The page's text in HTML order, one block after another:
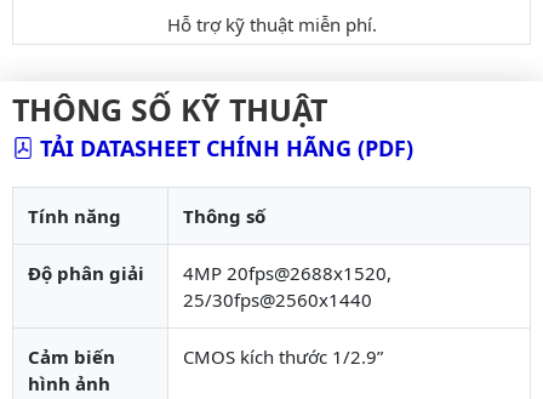
Hỗ trợ kỹ thuật miễn phí.
THÔNG SỐ KỸ THUẬT
TẢI DATASHEET CHÍNH HÃNG (PDF)
Tính năng Thông số
Độ phân giải
4MP 20fps@2688x1520,
25/30fps@2560x1440
Cảm biến
hình ảnh
CMOS kích thước 1/2.9”